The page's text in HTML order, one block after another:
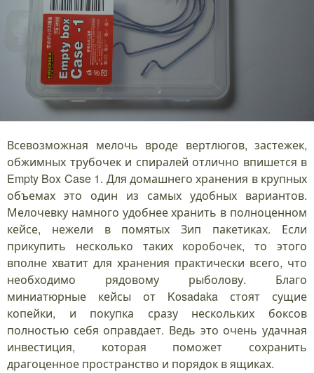
Всевозможная мелочь вроде вертлюгов, застежек,
обжимных трубочек и спиралей отлично впишется в
Empty Box Case 1. Для домашнего хранения в крупных
объемах это один из самых удобных вариантов.
Мелочевку намного удобнее хранить в полноценном
кейсе, нежели в помятых Зип пакетиках. Если
прикупить несколько таких коробочек, то этого
вполне хватит для хранения практически всего, что
необходимо рядовому рыболову. Благо
миниатюрные кейсы от Kosadaka стоят сущие
копейки, и покупка сразу нескольких боксов
полностью себя оправдает. Ведь это очень удачная
инвестиция, которая поможет сохранить
драгоценное пространство и порядок в ящиках.